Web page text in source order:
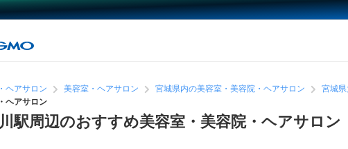
ヘアサロン 美容室・ヘアサロン 宮城県内の美容室・美容院・ヘアサロン
宮城
ヘアサロン
川駅周辺のおすすめ美容室・美容院・ヘアサロン